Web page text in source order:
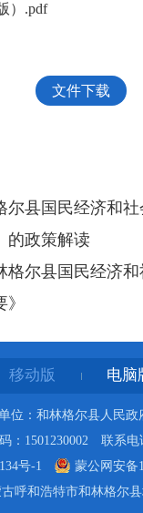
）.pdf
文件下载
尔县国民经济和
的政策解读
格尔县国民经济
移动版 电脑
位：和林格尔县人民政
：1501230002 联系电
号-1
蒙公网安备
呼和浩特市和林格尔